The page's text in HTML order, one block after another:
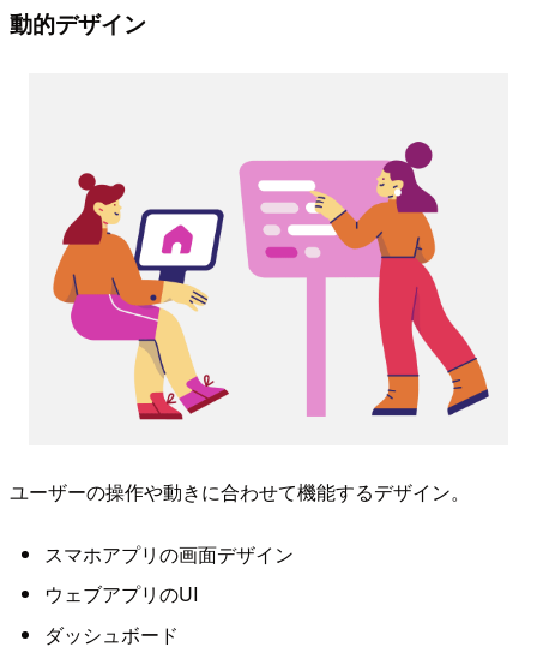
動的デザイン
ユーザーの操作や動きに合わせて機能するデザイン。
スマホアプリの画面デザイン
ウェブアプリのUI
ダッシュボード